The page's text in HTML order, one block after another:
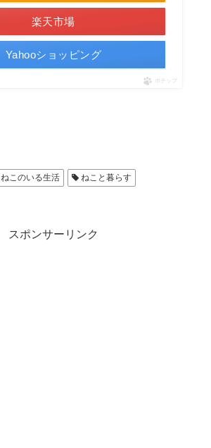
楽天市場
Yahooショッピング
ポチップ
ねこのいる生活
ねこと暮らす
スポンサーリンク